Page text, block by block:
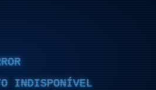
INDISPONÍVEL